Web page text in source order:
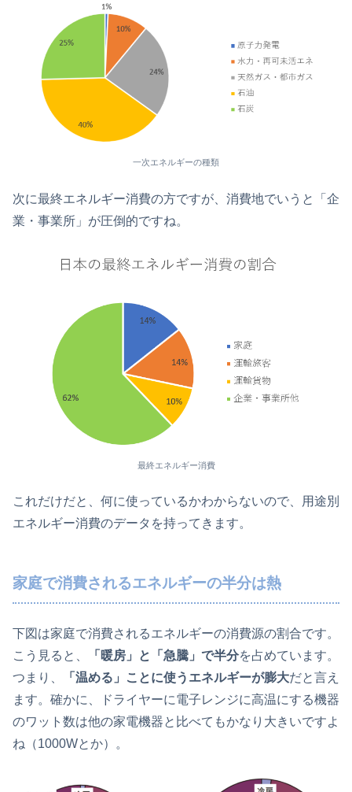
一次エネルギーの種類
次に最終エネルギー消費の方ですが、消費地でいうと「企
業・事業所」が圧倒的ですね。
最終エネルギー消費
これだけだと、何に使っているかわからないので、用途別
エネルギー消費のデータを持ってきます。
家庭で消費されるエネルギーの半分は熱
下図は家庭で消費されるエネルギーの消費源の割合です。
こう見ると、
「暖房」と「急騰」で半分を占めています。
つまり、
「温める」ことに使うエネルギーが膨大だと言え
ます。確かに、ドライヤーに電子レンジに高温にする機器
のワット数は他の家電機器と比べてもかなり大きいですよ
ね（1000Wとか）。